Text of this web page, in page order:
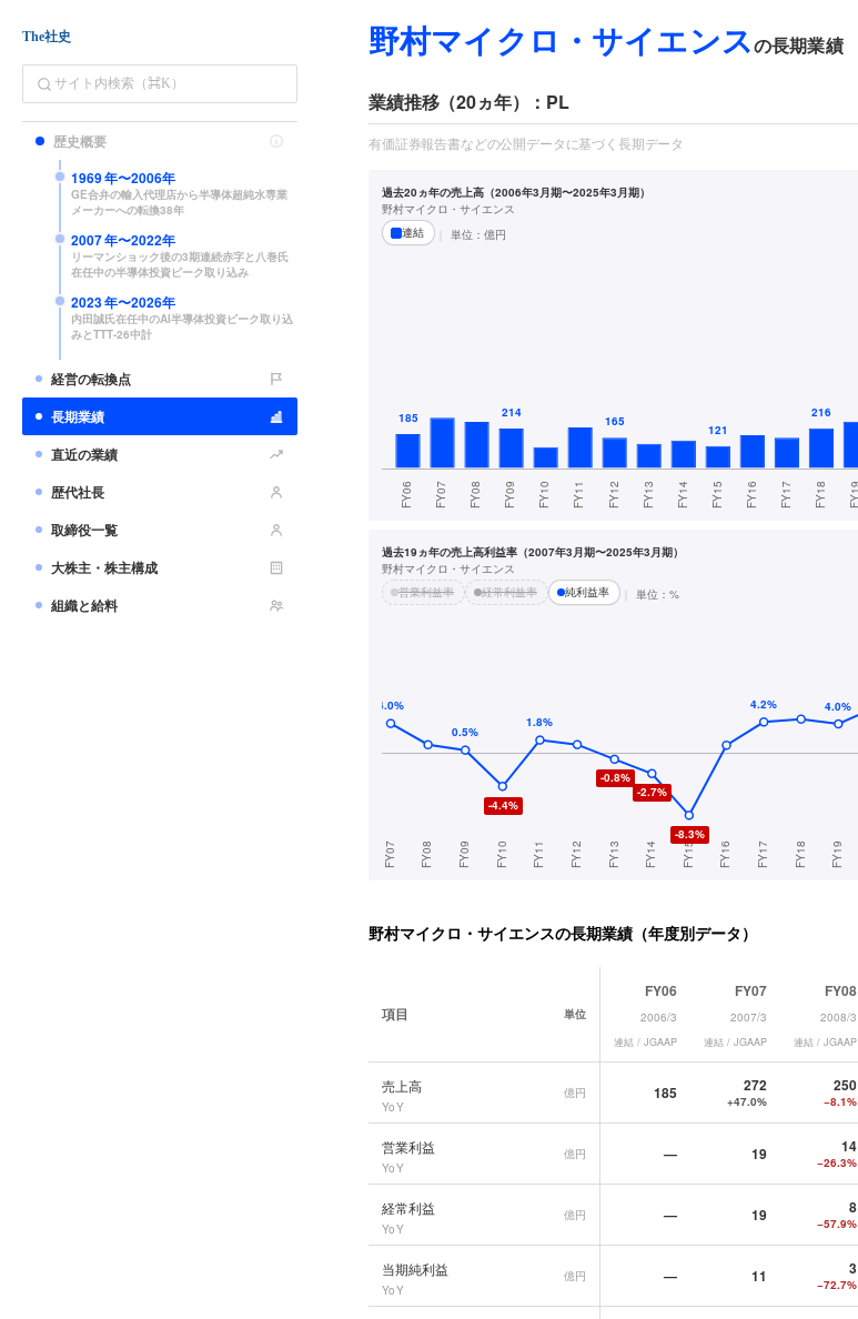
The社史
歴史概要
1969年〜2006年
GE合弁の輸入代理店から半導体超純水専業
メーカーへの転換38年
2007年〜2022年
リーマンショック後の3期連続赤字と八巻氏
在任中の半導体投資ピーク取り込み
2023年〜2026年
内田誠氏在任中のAI半導体投資ピーク取り込
みとTTT-26中計
経営の転換点
長期業績
直近の業績
歴代社長
取締役一覧
大株主・株主構成
組織と給料
野村マイクロ・サイエンスの長期業績
業績推移（20ヵ年）：PL
有価証券報告書などの公開データに基づく長期データ
過去20ヵ年の売上高（2006年3月期〜2025年3月期）
野村マイクロ・サイエンス
連結
単位： 億円
過去19ヵ年の売上高利益率（2007年3月期〜2025年3月期）
野村マイクロ・サイエンス
営業利益率
経常利益率 純利益率 単位：%
野村マイクロ・サイエンスの長期業績（年度別データ）
項目 単位
FY06
2006/3
連結 / JGAAP
FY07
2007/3
連結 / JGAAP
FY08
2008/3
連結 / JGAAP
売上高
YoY
億円 185 272
+47.0%
250
−8.1%
営業利益
YoY
億円 — 19 14
−26.3%
経常利益
YoY
億円 — 19 8
−57.9%
当期純利益
YoY
億円 — 11 3
−72.7%